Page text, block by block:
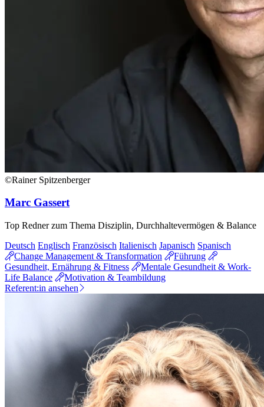
©Rainer Spitzenberger
Marc Gassert
Top Redner zum Thema Disziplin, Durchhaltevermögen & Balance
Deutsch Englisch Französisch Italienisch Japanisch Spanisch
Change Management & Transformation
Führung
Gesundheit, Ernährung & Fitness
Mentale Gesundheit & Work-
Life Balance
Motivation & Teambildung
Referent:in ansehen